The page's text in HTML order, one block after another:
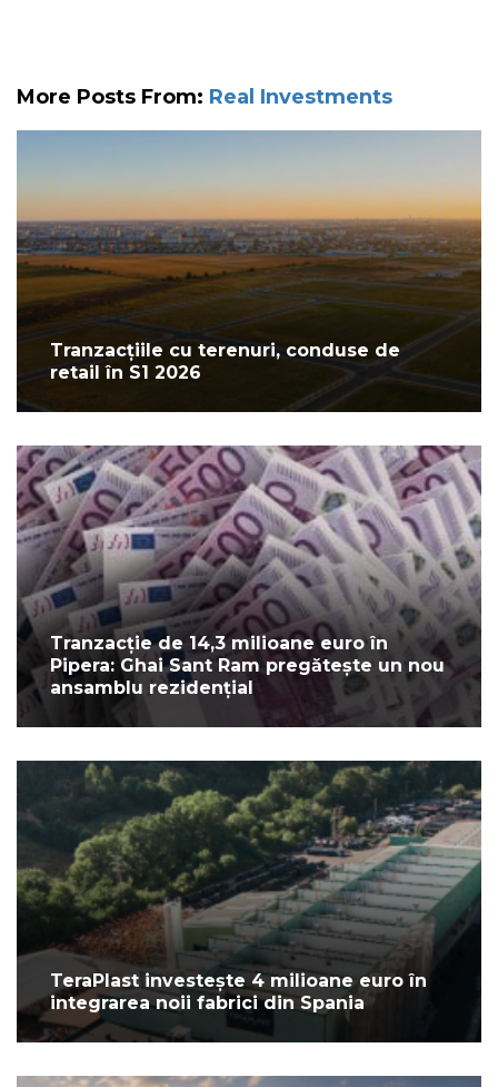
More Posts From: Real Investments
Tranzacțiile cu terenuri, conduse de
retail în S1 2026
Tranzacție de 14,3 milioane euro în
Pipera: Ghai Sant Ram pregătește un nou
ansamblu rezidențial
TeraPlast investește 4 milioane euro în
integrarea noii fabrici din Spania